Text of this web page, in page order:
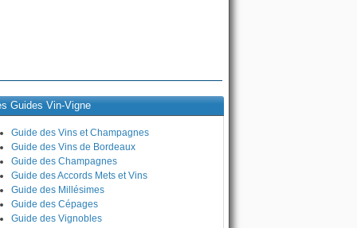
Guides Vin-Vigne
Guide des Vins et Champagnes
Guide des Vins de Bordeaux
Guide des Champagnes
Guide des Accords Mets et Vins
Guide des Millésimes
Guide des Cépages
Guide des Vignobles